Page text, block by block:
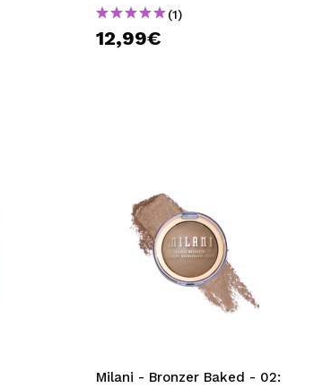
(1)
12,99€
Milani - Bronzer Baked - 02: